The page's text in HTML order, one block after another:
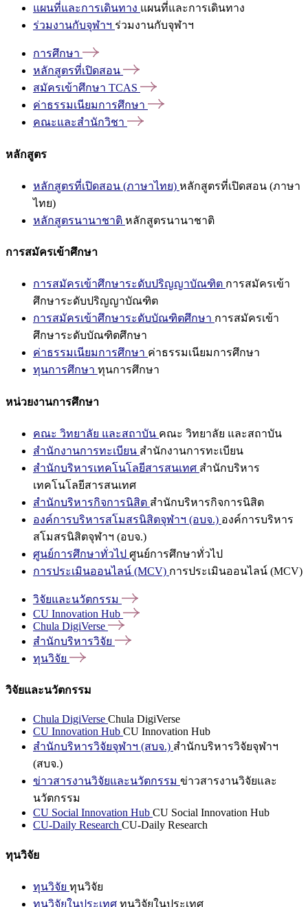
แผนที่และการเดินทาง แผนที่และการเดินทาง
ร่วมงานกับจุฬาฯ ร่วมงานกับจุฬาฯ
การศึกษา
หลักสูตรที่เปิดสอน
สมัครเข้าศึกษา TCAS
ค่าธรรมเนียมการศึกษา
คณะและสำนักวิชา
หลักสูตร
หลักสูตรที่เปิดสอน (ภาษาไทย) หลักสูตรที่เปิดสอน (ภาษา
ไทย)
หลักสูตรนานาชาติ หลักสูตรนานาชาติ
การสมัครเข้าศึกษา
การสมัครเข้าศึกษาระดับปริญญาบัณฑิต การสมัครเข้า
ศึกษาระดับปริญญาบัณฑิต
การสมัครเข้าศึกษาระดับบัณฑิตศึกษา การสมัครเข้า
ศึกษาระดับบัณฑิตศึกษา
ค่าธรรมเนียมการศึกษา ค่าธรรมเนียมการศึกษา
ทุนการศึกษา ทุนการศึกษา
หน่วยงานการศึกษา
คณะ วิทยาลัย และสถาบัน คณะ วิทยาลัย และสถาบัน
สำนักงานการทะเบียน สำนักงานการทะเบียน
สำนักบริหารเทคโนโลยีสารสนเทศ สำนักบริหาร
เทคโนโลยีสารสนเทศ
สำนักบริหารกิจการนิสิต สำนักบริหารกิจการนิสิต
องค์การบริหารสโมสรนิสิตจุฬาฯ (อบจ.) องค์การบริหาร
สโมสรนิสิตจุฬาฯ (อบจ.)
ศูนย์การศึกษาทั่วไป ศูนย์การศึกษาทั่วไป
การประเมินออนไลน์ (MCV) การประเมินออนไลน์ (MCV)
วิจัยและนวัตกรรม
CU Innovation Hub
Chula DigiVerse
สำนักบริหารวิจัย
ทุนวิจัย
วิจัยและนวัตกรรม
Chula DigiVerse Chula DigiVerse
CU Innovation Hub CU Innovation Hub
สำนักบริหารวิจัยจุฬาฯ (สบจ.) สำนักบริหารวิจัยจุฬาฯ
(สบจ.)
ข่าวสารงานวิจัยและนวัตกรรม ข่าวสารงานวิจัยและ
นวัตกรรม
CU Social Innovation Hub CU Social Innovation Hub
CU-Daily Research CU-Daily Research
ทุนวิจัย
ทุนวิจัย ทุนวิจัย
ทุนวิจัยในประเทศ ทุนวิจัยในประเทศ